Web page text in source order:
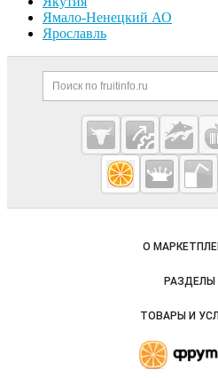
Ямало-Ненецкий АО
Ярославль
Дополнительная
Cсылки на
Fruitinfo.ru
— рынок
фруктов
Важные разделы и
Навигация по сайту
О
Новости
Размещение
Публичная
Контактная
РАЗДЕЛЫ
Новости
ТОВАРЫ И
Готовая